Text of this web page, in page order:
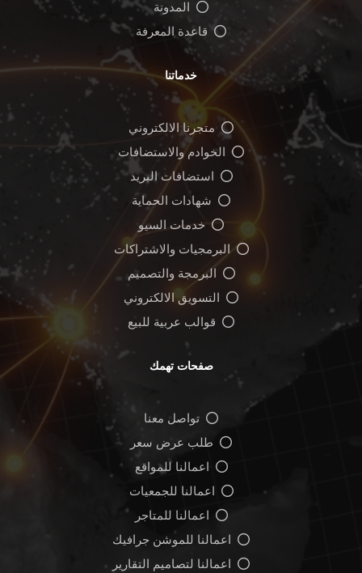
المدونة
قاعدة المعرفة
خدماتنا
متجرنا الالكتروني
الخوادم والاستضافات
استضافات البريد
شهادات الحماية
خدمات السيو
البرمجيات والاشتراكات
البرمجة والتصميم
التسويق الالكتروني
قوالب عربية للبيع
صفحات تهمك
تواصل معنا
طلب عرض سعر
اعمالنا للمواقع
اعمالنا للجمعيات
اعمالنا للمتاجر
اعمالنا للموشن جرافيك
اعمالنا لتصاميم التقارير